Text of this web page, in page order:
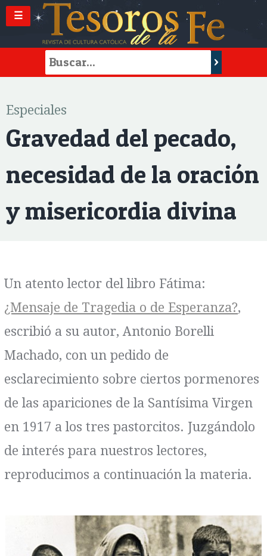
☰
Especiales
Gravedad del pecado,
necesidad de la oración
y misericordia divina
Un atento lector del libro Fátima:
¿Mensaje de Tragedia o de Esperanza?,
escribió a su autor, Antonio Borelli
Machado, con un pedido de
esclarecimiento sobre ciertos pormenores
de las apariciones de la Santísima Virgen
en 1917 a los tres pastorcitos. Juzgándolo
de interés para nuestros lectores,
reproducimos a continuación la materia.